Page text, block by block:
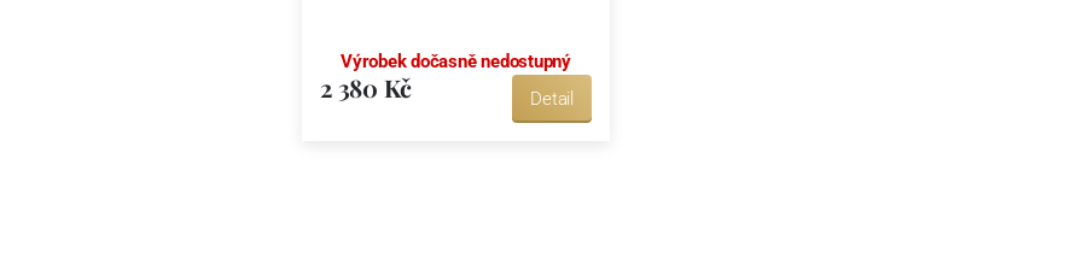
Výrobek dočasně nedostupný
2 380 Kč Detail